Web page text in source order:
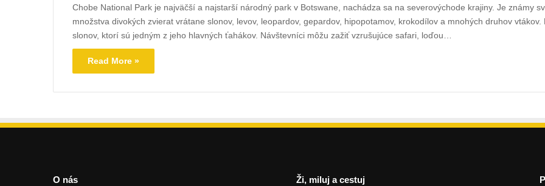
Chobe National Park je najväčší a najstarší národný park v Botswane, nachádza sa na severovýchode krajiny. Je známy
množstva divokých zvierat vrátane slonov, levov, leopardov, gepardov, hipopotamov, krokodílov a mnohých druhov
slonov, ktorí sú jedným z jeho hlavných ťahákov. Návštevníci môžu zažiť vzrušujúce safari, loďou…
Read More »
O nás Ži, miluj a cestuj